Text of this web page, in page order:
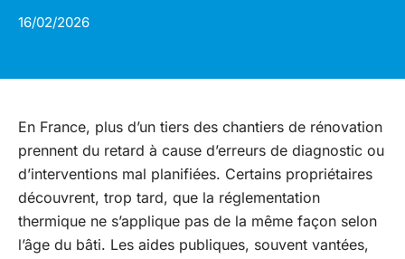
16/02/2026
En France, plus d’un tiers des chantiers de rénovation
prennent du retard à cause d’erreurs de diagnostic ou
d’interventions mal planifiées. Certains propriétaires
découvrent, trop tard, que la réglementation
thermique ne s’applique pas de la même façon selon
l’âge du bâti. Les aides publiques, souvent vantées,